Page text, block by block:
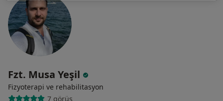
Fzt. Musa Yeşil
Fizyoterapi ve rehabilitasyon
7 görüş